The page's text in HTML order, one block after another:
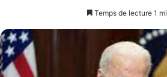
un
Temps de lecture 1